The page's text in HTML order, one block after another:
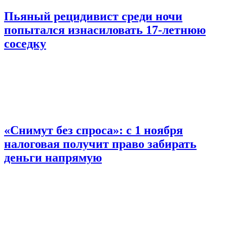
Пьяный рецидивист среди ночи
попытался изнасиловать 17-летнюю
соседку
«Снимут без спроса»: с 1 ноября
налоговая получит право забирать
деньги напрямую